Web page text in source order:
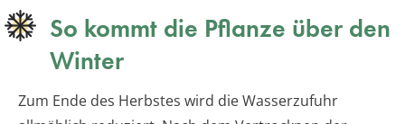
So kommt die Pflanze über den
Winter
Zum Ende des Herbstes wird die Wasserzufuhr